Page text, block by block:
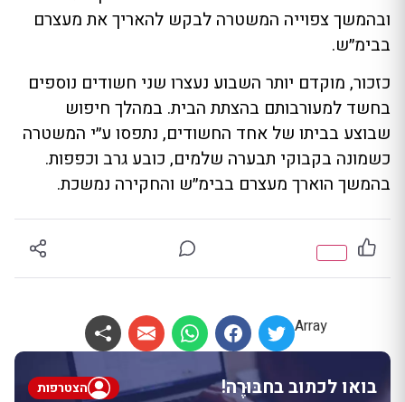
ובהמשך צפוייה המשטרה לבקש להאריך את מעצרם
בבימ״ש.
כזכור, מוקדם יותר השבוע נעצרו שני חשודים נוספים
בחשד למעורבותם בהצתת הבית. במהלך חיפוש
שבוצע בביתו של אחד החשודים, נתפסו ע״י המשטרה
כשמונה בקבוקי תבערה שלמים, כובע גרב וכפפות.
בהמשך הוארך מעצרם בבימ״ש והחקירה נמשכת.
Array
בואו לכתוב בחבּוּרֶה! הצטרפות